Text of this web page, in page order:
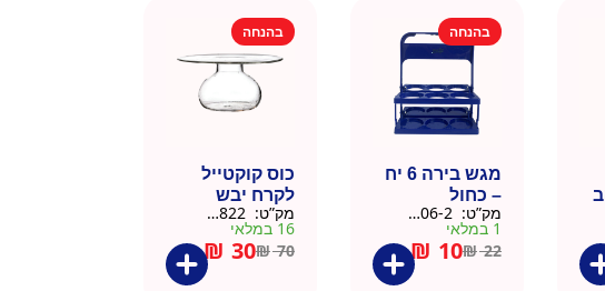
בהנחה
מגש בירה 6 יח
– כחול
מק”ט:
1 במלאי
₪22
₪ 10
בהנחה
כוס קוקטייל
לקרח יבש
צלוחית 450 מל
מק”ט:
16 במלאי
₪70
₪ 30